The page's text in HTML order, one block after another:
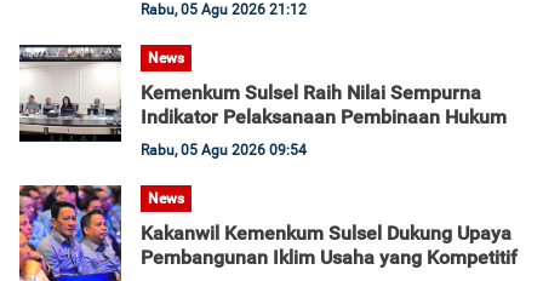
Rabu, 05 Agu 2026 21:12
News
Kemenkum Sulsel Raih Nilai Sempurna
Indikator Pelaksanaan Pembinaan Hukum
Rabu, 05 Agu 2026 09:54
News
Kakanwil Kemenkum Sulsel Dukung Upaya
Pembangunan Iklim Usaha yang Kompetitif